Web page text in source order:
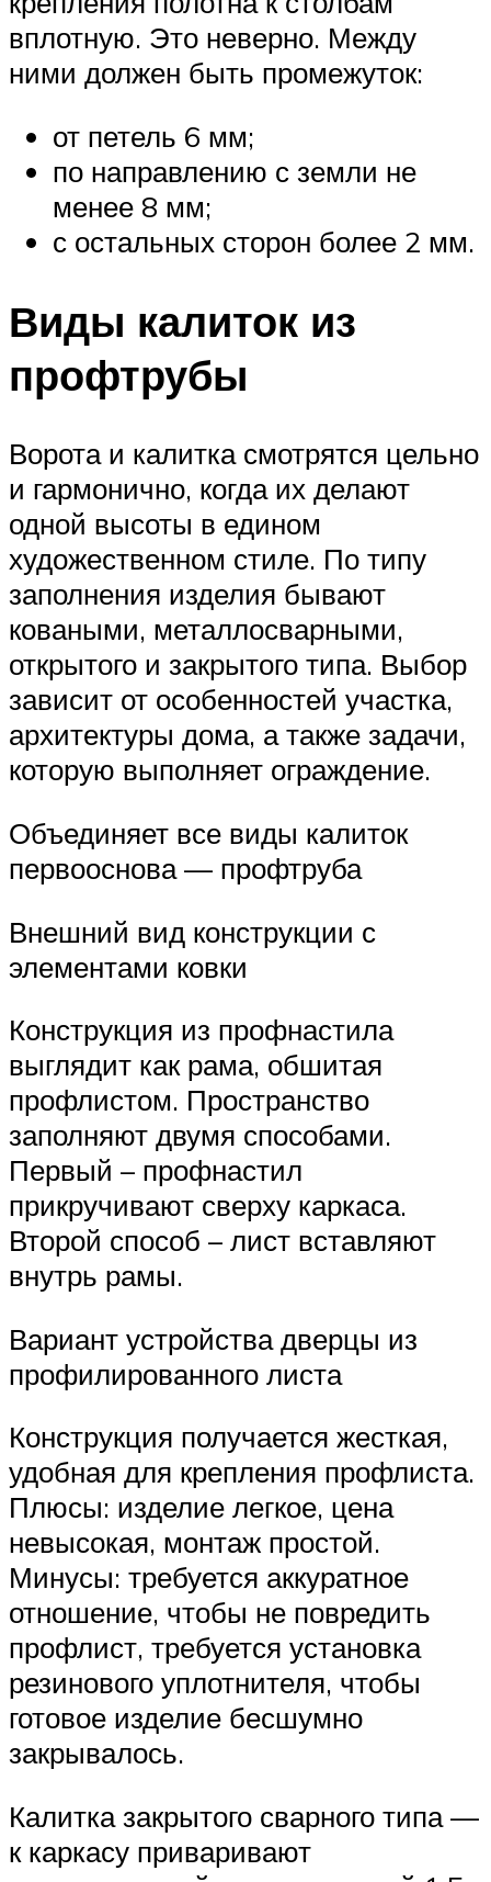
вплотную. Это неверно. Между
ними должен быть промежуток:
от петель 6 мм;
по направлению с земли не
менее 8 мм;
с остальных сторон более 2 мм.
Виды калиток из
профтрубы
Ворота и калитка смотрятся цельно
и гармонично, когда их делают
одной высоты в едином
художественном стиле. По типу
заполнения изделия бывают
коваными, металлосварными,
открытого и закрытого типа. Выбор
зависит от особенностей участка,
архитектуры дома, а также задачи,
которую выполняет ограждение.
Объединяет все виды калиток
первооснова — профтруба
Внешний вид конструкции с
элементами ковки
Конструкция из профнастила
выглядит как рама, обшитая
профлистом. Пространство
заполняют двумя способами.
Первый – профнастил
прикручивают сверху каркаса.
Второй способ – лист вставляют
внутрь рамы.
Вариант устройства дверцы из
профилированного листа
Конструкция получается жесткая,
удобная для крепления профлиста.
Плюсы: изделие легкое, цена
невысокая, монтаж простой.
Минусы: требуется аккуратное
отношение, чтобы не повредить
профлист, требуется установка
резинового уплотнителя, чтобы
готовое изделие бесшумно
закрывалось.
Калитка закрытого сварного типа —
к каркасу приваривают